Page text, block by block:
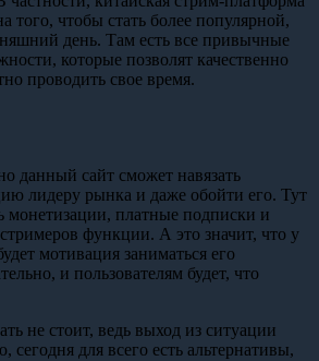
того, чтобы стать более популярной,
день. Там есть все привычные
которые позволят качественно
проводить свое время.
данный сайт сможет навязать
лидеру рынка и даже обойти его. Тут
монетизации, платные подписки и
функции. А это значит, что у
мотивация заниматься его
и пользователям будет, что
не стоит, ведь выход из ситуации
сегодня для всего есть альтернативы,